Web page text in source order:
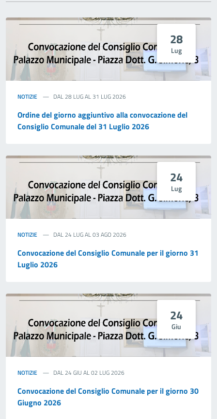
28
Lug
NOTIZIE DAL 28 LUG AL 31 LUG 2026
Ordine del giorno aggiuntivo alla convocazione del
Consiglio Comunale del 31 Luglio 2026
24
Lug
NOTIZIE DAL 24 LUG AL 03 AGO 2026
Convocazione del Consiglio Comunale per il giorno 31
Luglio 2026
24
Giu
NOTIZIE DAL 24 GIU AL 02 LUG 2026
Convocazione del Consiglio Comunale per il giorno 30
Giugno 2026